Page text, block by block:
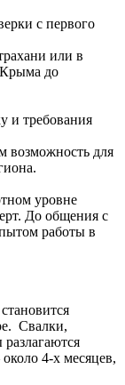
с первого
или в
до
и требования
возможность для
уровне
До общения с
работы в
Свалки,
4-х месяцев,